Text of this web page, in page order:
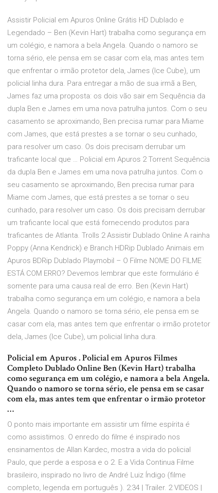
Assistir Policial em Apuros Online Grátis HD Dublado e
Legendado – Ben (Kevin Hart) trabalha como segurança em
um colégio, e namora a bela Angela. Quando o namoro se
torna sério, ele pensa em se casar com ela, mas antes tem
que enfrentar o irmão protetor dela, James (Ice Cube), um
policial linha dura. Para entregar a mão de sua irmã a Ben,
James faz uma proposta: os dois vão sair em Sequência da
dupla Ben e James em uma nova patrulha juntos. Com o seu
casamento se aproximando, Ben precisa rumar para Miame
com James, que está prestes a se tornar o seu cunhado,
para resolver um caso. Os dois precisam derrubar um
traficante local que … Policial em Apuros 2 Torrent Sequência
da dupla Ben e James em uma nova patrulha juntos. Com o
seu casamento se aproximando, Ben precisa rumar para
Miame com James, que está prestes a se tornar o seu
cunhado, para resolver um caso. Os dois precisam derrubar
um traficante local que está fornecendo produtos para
traficantes de Atlanta. Trolls 2 Assistir Dublado Online A rainha
Poppy (Anna Kendrick) e Branch HDRip Dublado Animais em
Apuros BDRip Dublado Playmobil – O Filme NOME DO FILME
ESTÁ COM ERRO? Devemos lembrar que este formulário é
somente para uma causa real de erro. Ben (Kevin Hart)
trabalha como segurança em um colégio, e namora a bela
Angela. Quando o namoro se torna sério, ele pensa em se
casar com ela, mas antes tem que enfrentar o irmão protetor
dela, James (Ice Cube), um policial linha dura.
Policial em Apuros . Policial em Apuros Filmes
Completo Dublado Online Ben (Kevin Hart) trabalha
como segurança em um colégio, e namora a bela Angela.
Quando o namoro se torna sério, ele pensa em se casar
com ela, mas antes tem que enfrentar o irmão protetor
…
O ponto mais importante em assistir um filme espírita é
como assistimos. O enredo do filme é inspirado nos
ensinamentos de Allan Kardec, mostra a vida do policial
Paulo, que perde a esposa e o 2. E a Vida Continua Filme
brasileiro, inspirado no livro de André Luiz Índigo (filme
completo, legenda em português ). 2:34 | Trailer. 2 VIDEOS |